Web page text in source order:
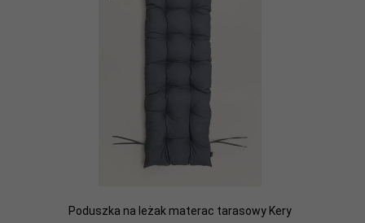
Poduszka na leżak materac tarasowy Kery